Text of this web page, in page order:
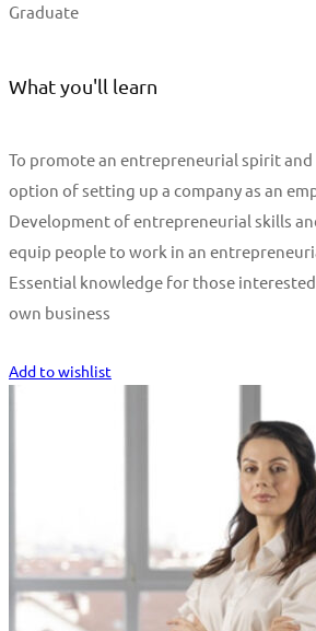
Graduate
What you'll learn
To promote an entrepreneurial spirit
option of setting up a company as an
Development of entrepreneurial skills
equip people to work in an
Essential knowledge for those
own business
Add to wishlist